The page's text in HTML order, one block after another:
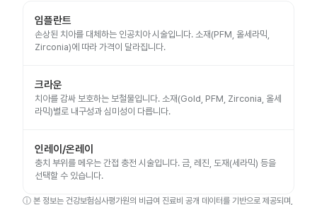
임플란트
손상된 치아를 대체하는 인공치아 시술입니다. 소재(PFM, 올세라믹,
Zirconia)에 따라 가격이 달라집니다.
크라운
치아를 감싸 보호하는 보철물입니다. 소재(Gold, PFM, Zirconia, 올세
라믹)별로 내구성과 심미성이 다릅니다.
인레이/온레이
충치 부위를 메우는 간접 충전 시술입니다. 금, 레진, 도재(세라믹) 등을
선택할 수 있습니다.
ⓘ 본 정보는 건강보험심사평가원의 비급여 진료비 공개 데이터를 기반으로 제공되며,